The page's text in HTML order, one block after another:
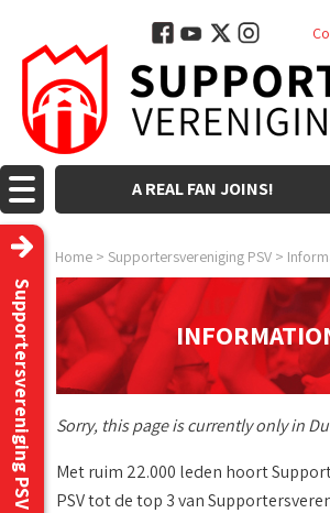
A REAL FAN JOINS!
Home > Supportersvereniging PSV >
Supportersvereniging PSV
Sorry, this page is currently only in
Met ruim 22.000 leden hoort
PSV tot de top 3 van